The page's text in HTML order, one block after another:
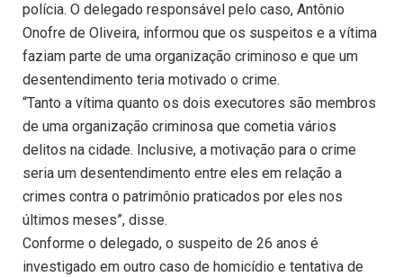
polícia. O delegado responsável pelo caso, Antônio
Onofre de Oliveira, informou que os suspeitos e a vítima
faziam parte de uma organização criminoso e que um
desentendimento teria motivado o crime.
“Tanto a vítima quanto os dois executores são membros
de uma organização criminosa que cometia vários
delitos na cidade. Inclusive, a motivação para o crime
seria um desentendimento entre eles em relação a
crimes contra o patrimônio praticados por eles nos
últimos meses”, disse.
Conforme o delegado, o suspeito de 26 anos é
investigado em outro caso de homicídio e tentativa de